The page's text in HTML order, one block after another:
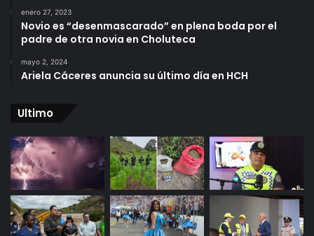
enero 27, 2023
Novio es “desenmascarado” en plena boda por el
padre de otra novia en Choluteca
mayo 2, 2024
Ariela Cáceres anuncia su último día en HCH
Ultimo